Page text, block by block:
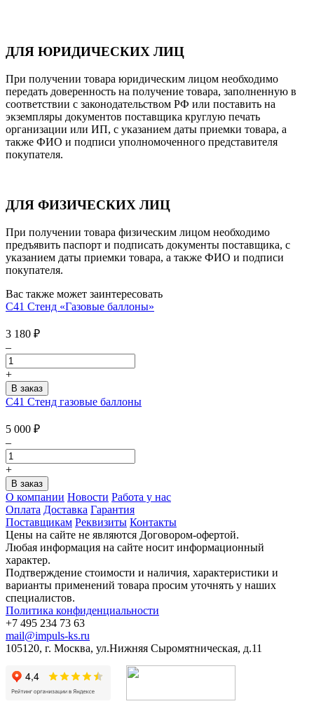
ДЛЯ ЮРИДИЧЕСКИХ ЛИЦ
При получении товара юридическим лицом необходимо
передать доверенность на получение товара, заполненную в
соответствии с законодательством РФ или поставить на
экземпляры документов поставщика круглую печать
организации или ИП, с указанием даты приемки товара, а
также ФИО и подписи уполномоченного представителя
покупателя.
ДЛЯ ФИЗИЧЕСКИХ ЛИЦ
При получении товара физическим лицом необходимо
предъявить паспорт и подписать документы поставщика, с
указанием даты приемки товара, а также ФИО и подписи
покупателя.
Вас также может заинтересовать
С41 Стенд «Газовые баллоны»
3 180 ₽
–
+
C41 Стенд газовые баллоны
5 000 ₽
–
+
О компании Новости Работа у нас
Оплата Доставка Гарантия
Поставщикам Реквизиты Контакты
Цены на сайте не являются Договором-офертой.
Любая информация на сайте носит информационный
характер.
Подтверждение стоимости и наличия, характеристики и
варианты применений товара просим уточнять у наших
специалистов.
Политика конфиденциальности
+7 495 234 73 63
mail@impuls-ks.ru
105120, г. Москва, ул.Нижняя Сыромятническая, д.11